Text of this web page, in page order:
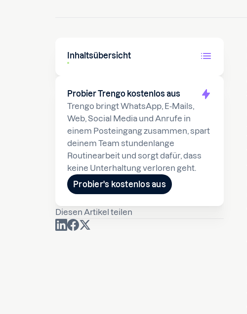
Inhaltsübersicht
Probier Trengo kostenlos aus
Trengo bringt WhatsApp, E-Mails,
Web, Social Media und Anrufe in
einem Posteingang zusammen, spart
deinem Team stundenlange
Routinearbeit und sorgt dafür, dass
keine Unterhaltung verloren geht.
Probier's kostenlos aus
Diesen Artikel teilen